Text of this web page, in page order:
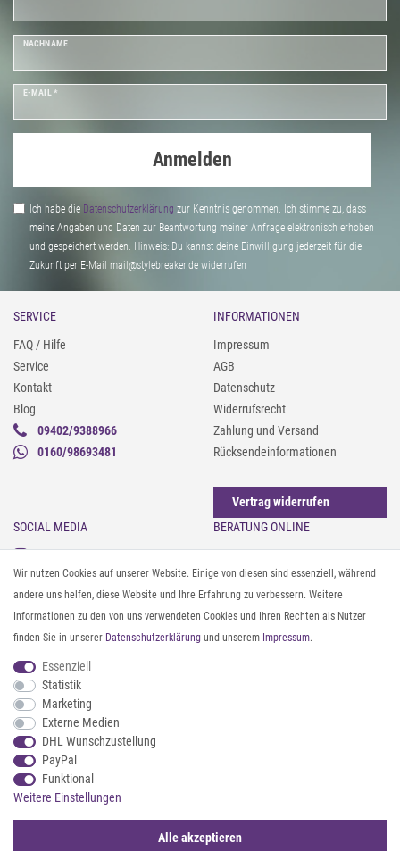
NACHNAME
E-MAIL *
Anmelden
Ich habe die Daten­schutz­erklärung zur Kenntnis genommen. Ich stimme zu, dass
meine Angaben und Daten zur Beantwortung meiner Anfrage elektronisch erhoben
und gespeichert werden. Hinweis: Du kannst deine Einwilligung jederzeit für die
Zukunft per E-Mail mail@stylebreaker.de widerrufen
SERVICE
FAQ / Hilfe
Service
Kontakt
Blog
09402/9388966
0160/98693481
INFORMATIONEN
Impressum
AGB
Datenschutz
Widerrufsrecht
Zahlung und Versand
Rücksendeinformationen
Vertrag widerrufen
SOCIAL MEDIA
Instagram
Facebook
Pinterest
Twitter
Youtube
Threads
BERATUNG ONLINE
Gürtel messen & kürzen
Sonnenbrillen & UV-Schutz
Textilpflege
Textil- und Material-Guide
Geldbörse richtig organisieren
ZAHLUNG & VERSAND
Wir nutzen Cookies auf unserer Website. Einige von diesen sind essenziell, während
andere uns helfen, diese Website und Ihre Erfahrung zu verbessern. Weitere
Informationen zu den von uns verwendeten Cookies und Ihren Rechten als Nutzer
finden Sie in unserer Daten­schutz­erklärung und unserem Impressum.
Essenziell
Statistik
Marketing
Externe Medien
DHL Wunschzustellung
PayPal
Funktional
Weitere Einstellungen
Alle akzeptieren